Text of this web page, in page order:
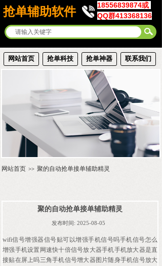
抢单辅助软件
18556839874或
QQ群413368136
网站首页 抢单科技 抢单神器 联系我们
网站首页 >> 聚的自动抢单接单辅助精灵
聚的自动抢单接单辅助精灵
发布时间: 2025-08-05
wifi信号增强器信号贴可以增强手机信号吗手机信号怎么
增强手机设置网速快十倍信号放大器手机手机放大器是直
接贴在屏上吗三角手机信号增大器图片随身手机信号放大